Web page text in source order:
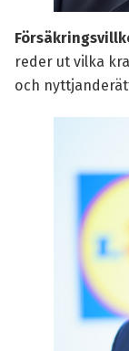
reder ut vilka
och